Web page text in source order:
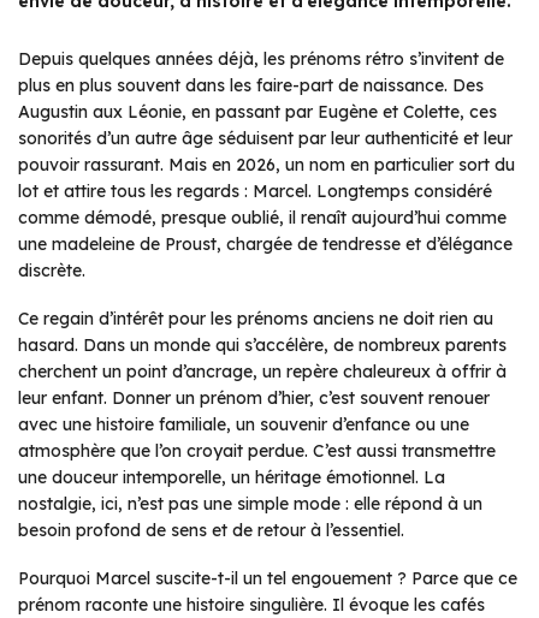
Depuis quelques années déjà, les prénoms rétro s’invitent de
plus en plus souvent dans les faire-part de naissance. Des
Augustin aux Léonie, en passant par Eugène et Colette, ces
sonorités d’un autre âge séduisent par leur authenticité et leur
pouvoir rassurant. Mais en 2026, un nom en particulier sort du
lot et attire tous les regards : Marcel. Longtemps considéré
comme démodé, presque oublié, il renaît aujourd’hui comme
une madeleine de Proust, chargée de tendresse et d’élégance
discrète.
Ce regain d’intérêt pour les prénoms anciens ne doit rien au
hasard. Dans un monde qui s’accélère, de nombreux parents
cherchent un point d’ancrage, un repère chaleureux à offrir à
leur enfant. Donner un prénom d’hier, c’est souvent renouer
avec une histoire familiale, un souvenir d’enfance ou une
atmosphère que l’on croyait perdue. C’est aussi transmettre
une douceur intemporelle, un héritage émotionnel. La
nostalgie, ici, n’est pas une simple mode : elle répond à un
besoin profond de sens et de retour à l’essentiel.
Pourquoi Marcel suscite-t-il un tel engouement ? Parce que ce
prénom raconte une histoire singulière. Il évoque les cafés